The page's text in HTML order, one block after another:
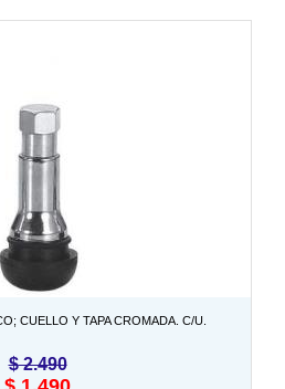
CUELLO Y TAPA CROMADA. C/U.
$2.490